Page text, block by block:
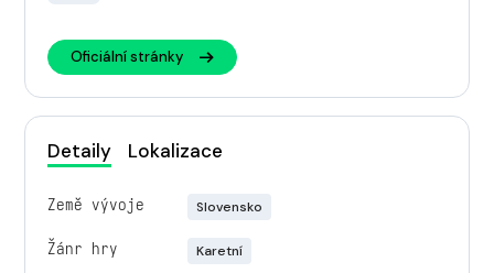
Oficiální stránky
Detaily Lokalizace
Země vývoje Slovensko
Žánr hry Karetní